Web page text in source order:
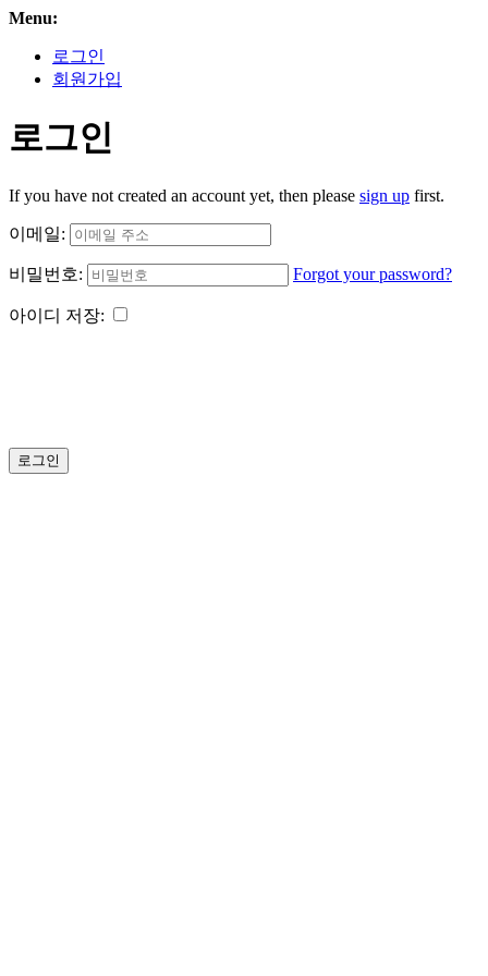
Menu:
로그인
회원가입
로그인
If you have not created an account yet, then please sign up first.
이메일:
비밀번호: Forgot your password?
아이디 저장:
로그인